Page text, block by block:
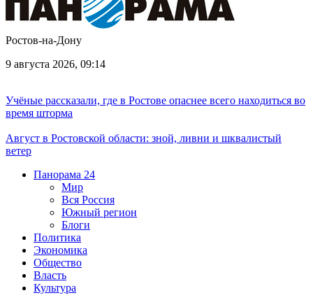
Ростов-на-Дону
9 августа 2026, 09:14
Учёные рассказали, где в Ростове опаснее всего находиться во
время шторма
Август в Ростовской области: зной, ливни и шквалистый
ветер
Панорама 24
Мир
Вся Россия
Южный регион
Блоги
Политика
Экономика
Общество
Власть
Культура